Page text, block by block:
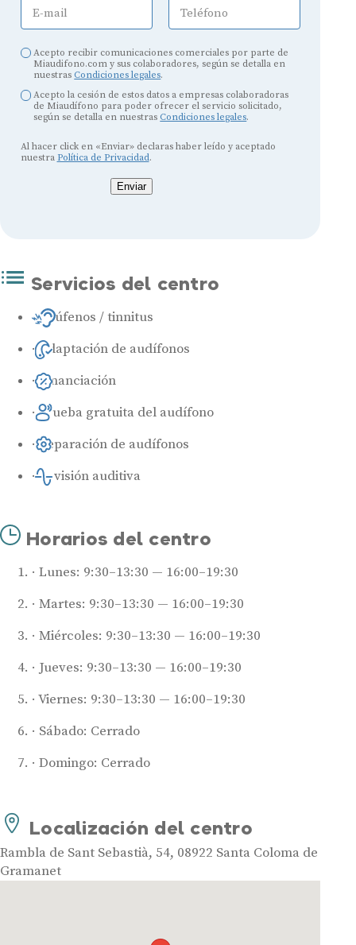
E-mail Teléfono
Acepto recibir comunicaciones comerciales por parte de
Miaudifono.com y sus colaboradores, según se detalla en
nuestras Condiciones legales.
Acepto la cesión de estos datos a empresas colaboradoras
de Miaudífono para poder ofrecer el servicio solicitado,
según se detalla en nuestras Condiciones legales.
Al hacer click en «Enviar» declaras haber leído y aceptado
nuestra Política de Privacidad.
Enviar
Servicios del centro
Acúfenos / tinnitus
Adaptación de audífonos
Financiación
Prueba gratuita del audífono
Reparación de audífonos
Revisión auditiva
Horarios del centro
Lunes: 9:30–13:30 — 16:00–19:30
Martes: 9:30–13:30 — 16:00–19:30
Miércoles: 9:30–13:30 — 16:00–19:30
Jueves: 9:30–13:30 — 16:00–19:30
Viernes: 9:30–13:30 — 16:00–19:30
Sábado: Cerrado
Domingo: Cerrado
Localización del centro
Rambla de Sant Sebastià, 54, 08922 Santa Coloma de
Gramanet
Mejores marcas de audífonos
Audífonos invisibles
Audífonos bluetooth
Audífonos inteligentes